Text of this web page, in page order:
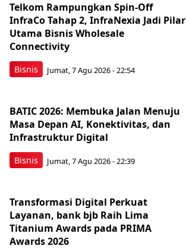
Bisnis
Telkom Rampungkan Spin-Off
InfraCo Tahap 2, InfraNexia Jadi Pilar
Utama Bisnis Wholesale
Connectivity
Jumat, 7 Agu 2026 - 22:54
Bisnis
BATIC 2026: Membuka Jalan Menuju
Masa Depan AI, Konektivitas, dan
Infrastruktur Digital
Jumat, 7 Agu 2026 - 22:39
Transformasi Digital Perkuat
Layanan, bank bjb Raih Lima
Titanium Awards pada PRIMA
Awards 2026